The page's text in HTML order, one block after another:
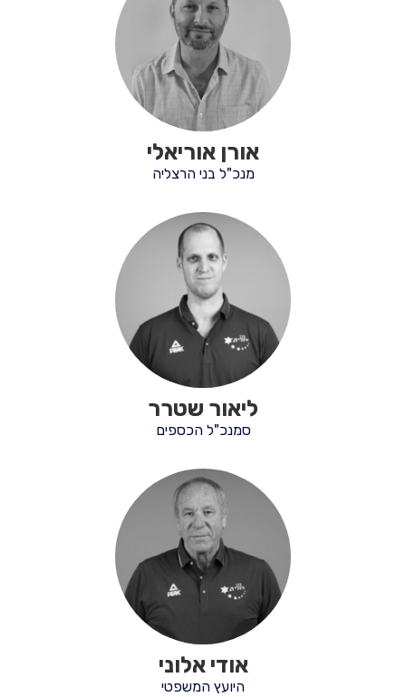
אורן אוריאלי
מנכ"ל בני הרצליה
ליאור שטרר
סמנכ"ל הכספים
אודי אלוני
היועץ המשפטי